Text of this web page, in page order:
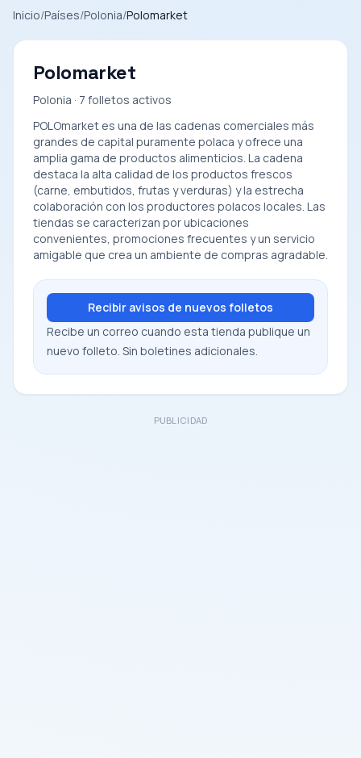
Inicio/Países/Polonia/Polomarket
Polomarket
Polonia · 7 folletos activos
POLOmarket es una de las cadenas comerciales más
grandes de capital puramente polaca y ofrece una
amplia gama de productos alimenticios. La cadena
destaca la alta calidad de los productos frescos
(carne, embutidos, frutas y verduras) y la estrecha
colaboración con los productores polacos locales. Las
tiendas se caracterizan por ubicaciones
convenientes, promociones frecuentes y un servicio
amigable que crea un ambiente de compras agradable.
Recibir avisos de nuevos folletos
Recibe un correo cuando esta tienda publique un
nuevo folleto. Sin boletines adicionales.
PUBLICIDAD